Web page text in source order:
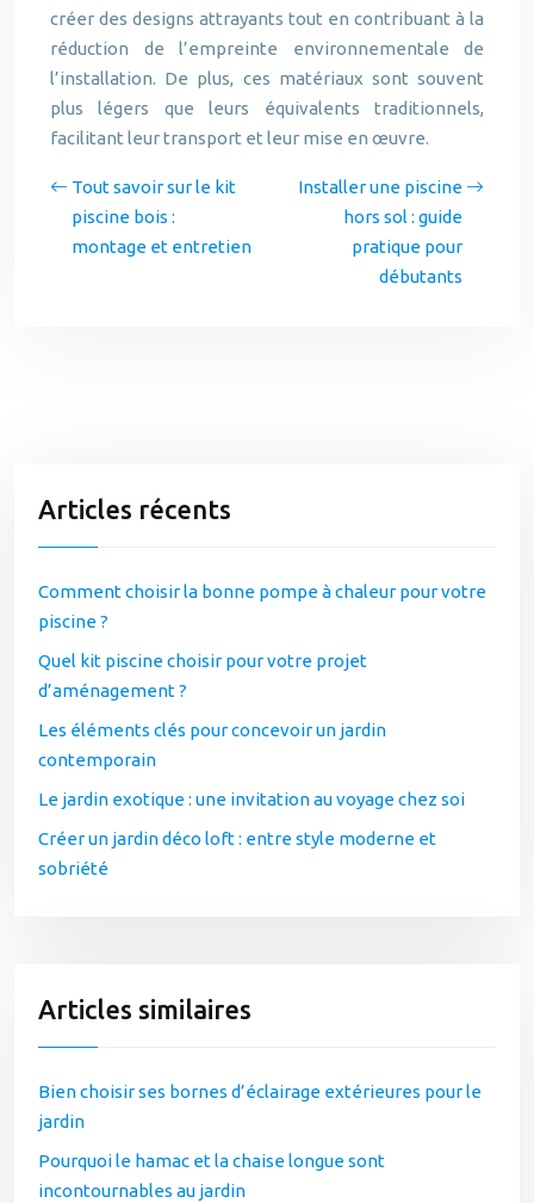
créer des designs attrayants tout en contribuant à la
réduction de l’empreinte environnementale de
l’installation. De plus, ces matériaux sont souvent
plus légers que leurs équivalents traditionnels,
facilitant leur transport et leur mise en œuvre.
Tout savoir sur le kit
piscine bois :
montage et entretien
Installer une piscine
hors sol : guide
pratique pour
débutants
Articles récents
Comment choisir la bonne pompe à chaleur pour votre
piscine ?
Quel kit piscine choisir pour votre projet
d’aménagement ?
Les éléments clés pour concevoir un jardin
contemporain
Le jardin exotique : une invitation au voyage chez soi
Créer un jardin déco loft : entre style moderne et
sobriété
Articles similaires
Bien choisir ses bornes d’éclairage extérieures pour le
jardin
Pourquoi le hamac et la chaise longue sont
incontournables au jardin